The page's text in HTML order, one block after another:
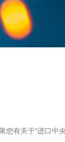
您有关于"进口中